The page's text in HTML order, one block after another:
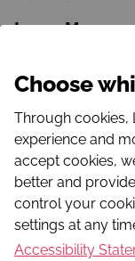
Learn More
http://
These could
Uimaharju:
Uimaharjun
monipuolisesti.
Choose
Through cookies,
experience and
accept cookies,
better and
control your
settings at any
Accessibility